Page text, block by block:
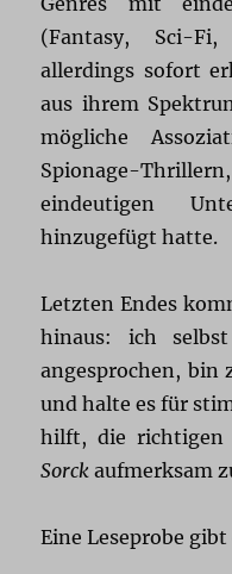
(Fantasy, Sci-
allerdings sofort
aus ihrem
mögliche
Spionage-
eindeutigen
hinzugefügt hatte.
Letzten Endes
hinaus: ich
angesprochen, bin
und halte es für
hilft, die richtigen
Sorck aufmerksam
Eine Leseprobe